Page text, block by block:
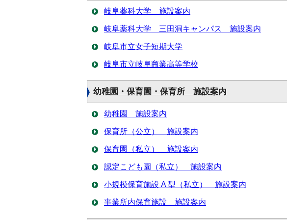
岐阜薬科大学 施設案内
岐阜薬科大学 三田洞キャンパス 施設案内
岐阜市立女子短期大学
岐阜市立岐阜商業高等学校
幼稚園・保育園・保育所 施設案内
幼稚園 施設案内
保育所（公立） 施設案内
保育園（私立） 施設案内
認定こども園（私立） 施設案内
小規模保育施設 A 型（私立） 施設案内
事業所内保育施設 施設案内